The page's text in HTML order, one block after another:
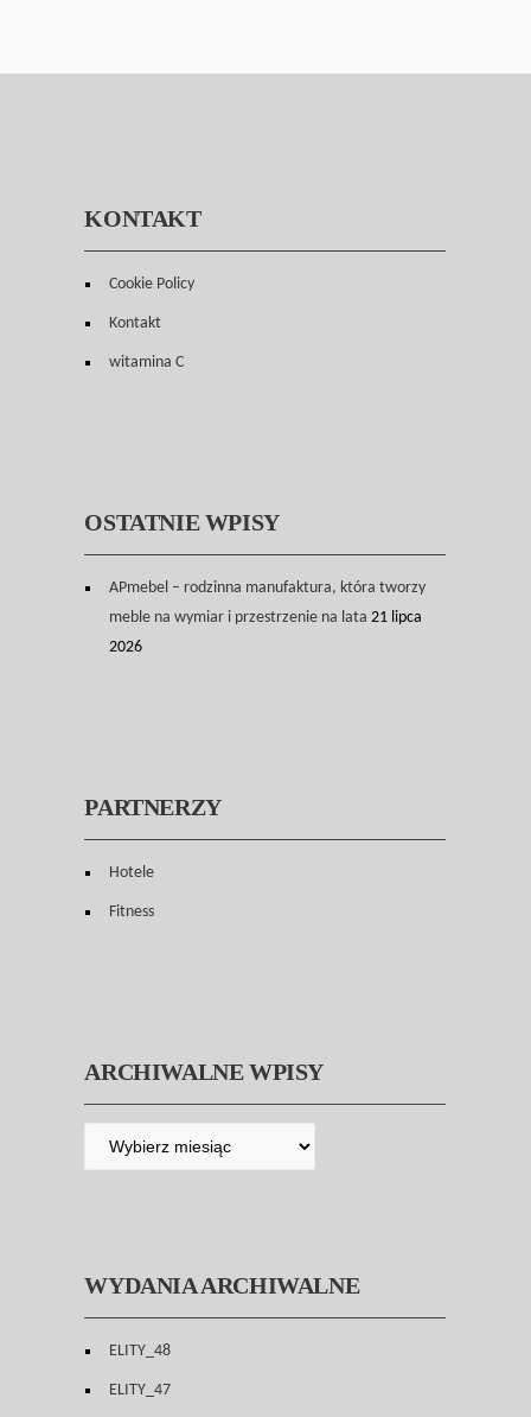
KONTAKT
Cookie Policy
Kontakt
witamina C
OSTATNIE WPISY
APmebel – rodzinna manufaktura, która tworzy
meble na wymiar i przestrzenie na lata 21 lipca
2026
PARTNERZY
Hotele
Fitness
ARCHIWALNE WPISY
WYDANIA ARCHIWALNE
ELITY_48
ELITY_47